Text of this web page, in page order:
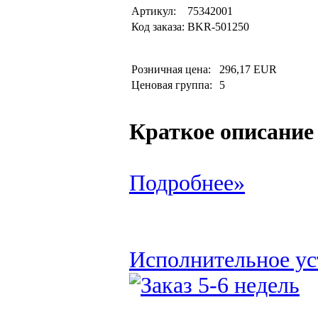
Артикул:
75342001
Код заказа: BKR-501250
Розничная цена:
296,17 EUR
Ценовая группа:
5
Краткое описание
Подробнее»
Исполнительное